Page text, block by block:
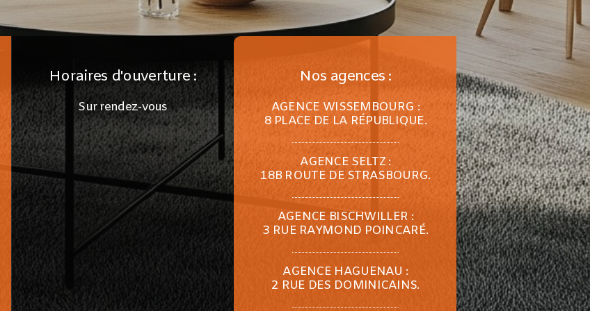
Horaires d'ouverture :
Sur rendez-vous
Nos agences :
AGENCE WISSEMBOURG :
8 PLACE DE LA RÉPUBLIQUE.
AGENCE SELTZ :
18B ROUTE DE STRASBOURG.
AGENCE BISCHWILLER :
3 RUE RAYMOND POINCARÉ.
AGENCE HAGUENAU :
2 RUE DES DOMINICAINS.